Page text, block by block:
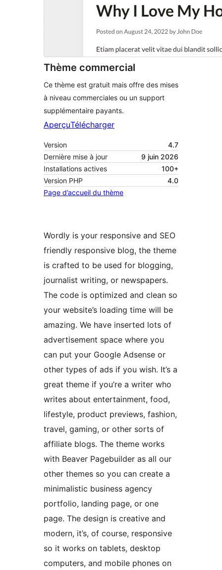
Thème commercial
Ce thème est gratuit mais offre des mises
à niveau commerciales ou un support
supplémentaire payants.
AperçuTélécharger
Version
4.7
Dernière mise à jour
9 juin 2026
Installations actives
100+
Version PHP
4.0
Page d’accueil du thème
Wordly is your responsive and SEO
friendly responsive blog, the theme
is crafted to be used for blogging,
journalist writing, or newspapers.
The code is optimized and clean so
your website’s loading time will be
amazing. We have inserted lots of
advertisement space where you
can put your Google Adsense or
other types of ads if you wish. It’s a
great theme if you’re a writer who
writes about entertainment, food,
lifestyle, product previews, fashion,
travel, gaming, or other sorts of
affiliate blogs. The theme works
with Beaver Pagebuilder as all our
other themes so you can create a
minimalistic business agency
portfolio, landing page, or one
page. The design is creative and
modern, it’s, of course, responsive
so it works on tablets, desktop
computers, and mobile phones on